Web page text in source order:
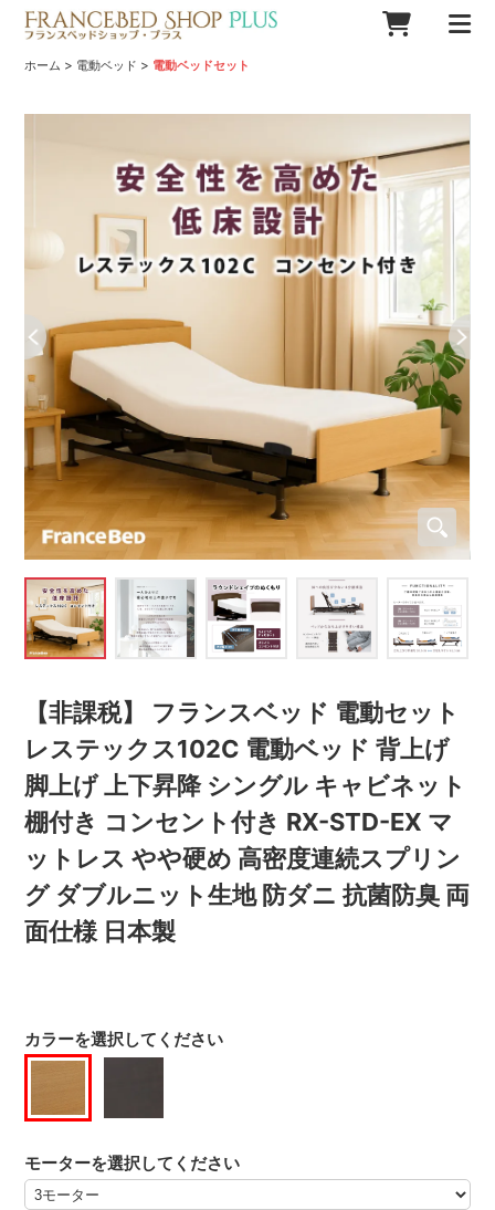
ホーム > 電動ベッド > 電動ベッドセット
【非課税】 フランスベッド 電動セット
レステックス102C 電動ベッド 背上げ
脚上げ 上下昇降 シングル キャビネット
棚付き コンセント付き RX-STD-EX マ
ットレス やや硬め 高密度連続スプリン
グ ダブルニット生地 防ダニ 抗菌防臭 両
面仕様 日本製
カラーを選択してください
モーターを選択してください